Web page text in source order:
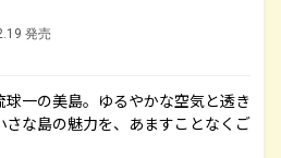
発売
一の美島。ゆるやかな空気と透き
な島の魅力を、あますことなくご